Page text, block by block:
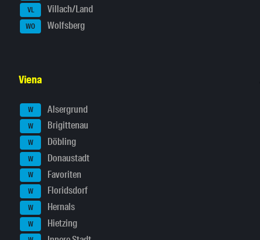
VL Villach/Land
WO Wolfsberg
Viena
W Alsergrund
W Brigittenau
W Döbling
W Donaustadt
W Favoriten
W Floridsdorf
W Hernals
W Hietzing